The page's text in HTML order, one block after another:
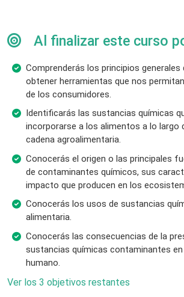
Al finalizar este curso
Comprenderás los principios
obtener herramientas que nos
de los consumidores.
Identificarás las sustancias químicas
incorporarse a los alimentos a lo largo
cadena agroalimentaria.
Conocerás el origen o las principales
de contaminantes químicos, sus
impacto que producen en los
Conocerás los usos de sustancias
alimentaria.
Conocerás las consecuencias de la
sustancias químicas contaminantes
humano.
Ver los 3 objetivos restantes